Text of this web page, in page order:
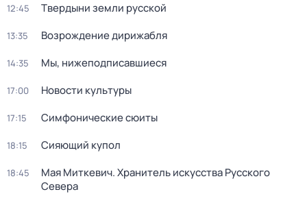
12:45 Твердыни земли русской
13:35 Возрождение дирижабля
14:35 Мы, нижеподписавшиеся
17:00 Новости культуры
17:15 Симфонические сюиты
18:15 Сияющий купол
18:45
Мая Миткевич. Хранитель искусства Русского
Севера